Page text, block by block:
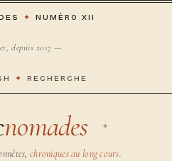
✦ NUMÉRO XII
depuis 2017 —
✦ RECHERCHE
nomades
chroniques au long cours.